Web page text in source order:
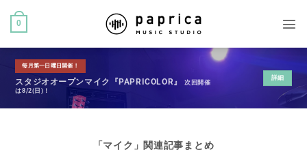
0
毎月第一日曜日開催！
スタジオオープンマイク『PAPRICOLOR』次回開催
は8/2(日)！
詳細
「 マイク 」関連記事まとめ